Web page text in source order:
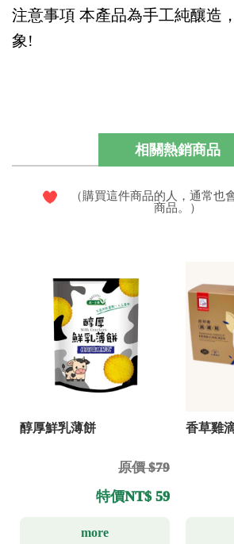
注意事項 本產品為手工純釀造
象!
相關熱銷商品
（購買這件商品的人，通常也
商品。）
醇厚鮮乳薄餅
原價 $79
特價NT$ 59
more
香草雞